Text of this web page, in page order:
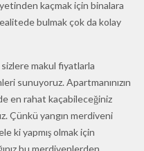
kaçmak için binalara
bulmak çok da kolay
makul fiyatlarla
sunuyoruz. Apartmanınızın
en rahat kaçabileceğiniz
Çünkü yangın merdiveni
ki yapmış olmak için
bu merdivenlerden